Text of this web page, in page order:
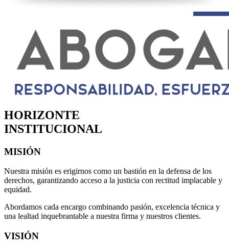
HORIZONTE
INSTITUCIONAL
MISIÓN
Nuestra misión es erigirnos como un bastión en la defensa de los
derechos, garantizando acceso a la justicia con rectitud implacable y
equidad.
Abordamos cada encargo combinando pasión, excelencia técnica y
una lealtad inquebrantable a nuestra firma y nuestros clientes.
VISIÓN